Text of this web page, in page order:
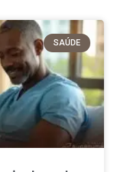
SAÚDE